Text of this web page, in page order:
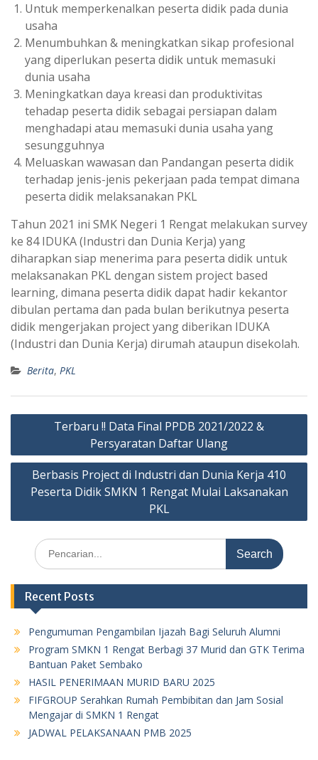
Untuk memperkenalkan peserta didik pada dunia
usaha
Menumbuhkan & meningkatkan sikap profesional
yang diperlukan peserta didik untuk memasuki
dunia usaha
Meningkatkan daya kreasi dan produktivitas
tehadap peserta didik sebagai persiapan dalam
menghadapi atau memasuki dunia usaha yang
sesungguhnya
Meluaskan wawasan dan Pandangan peserta didik
terhadap jenis-jenis pekerjaan pada tempat dimana
peserta didik melaksanakan PKL
Tahun 2021 ini SMK Negeri 1 Rengat melakukan survey
ke 84 IDUKA (Industri dan Dunia Kerja) yang
diharapkan siap menerima para peserta didik untuk
melaksanakan PKL dengan sistem project based
learning, dimana peserta didik dapat hadir kekantor
dibulan pertama dan pada bulan berikutnya peserta
didik mengerjakan project yang diberikan IDUKA
(Industri dan Dunia Kerja) dirumah ataupun disekolah.
Berita, PKL
Post
Terbaru !! Data Final PPDB 2021/2022 &
Persyaratan Daftar Ulang
Berbasis Project di Industri dan Dunia Kerja 410
Peserta Didik SMKN 1 Rengat Mulai Laksanakan
PKL
Search
for:
Recent Posts
Pengumuman Pengambilan Ijazah Bagi Seluruh Alumni
Program SMKN 1 Rengat Berbagi 37 Murid dan GTK Terima
Bantuan Paket Sembako
HASIL PENERIMAAN MURID BARU 2025
FIFGROUP Serahkan Rumah Pembibitan dan Jam Sosial
Mengajar di SMKN 1 Rengat
JADWAL PELAKSANAAN PMB 2025